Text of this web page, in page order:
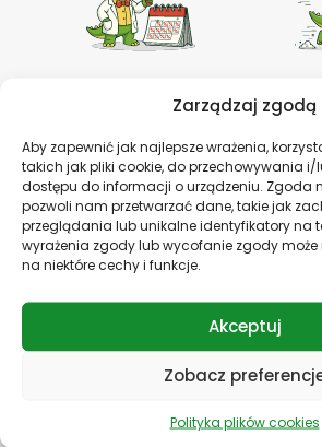
Zarządzaj zgodą
Aby zapewnić jak najlepsze wrażenia,
takich jak pliki cookie, do przechowywania i/
dostępu do informacji o urządzeniu. Zgoda
pozwoli nam przetwarzać dane, takie jak
przeglądania lub unikalne identyfikatory na
wyrażenia zgody lub wycofanie zgody może
na niektóre cechy i funkcje.
Akceptuj
Zobacz
Polityka plików cookies
Złap okazję! Codzienne
Płać bez obaw!
bezpieczeństwo Twoich
płatności.
zniżki